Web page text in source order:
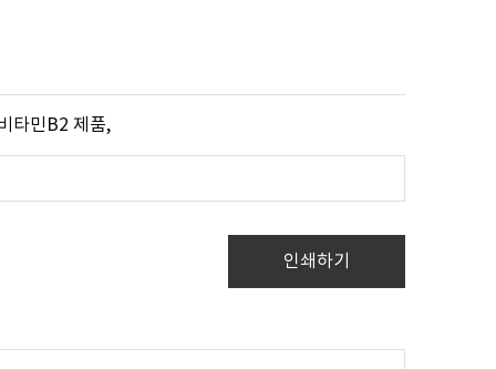
타민B2 제품,
인쇄하기